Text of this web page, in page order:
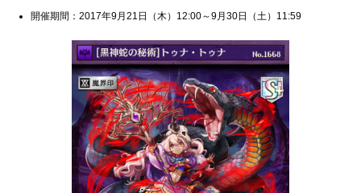
開催期間：2017年9月21日（木）12:00～9月30日（土）11:59